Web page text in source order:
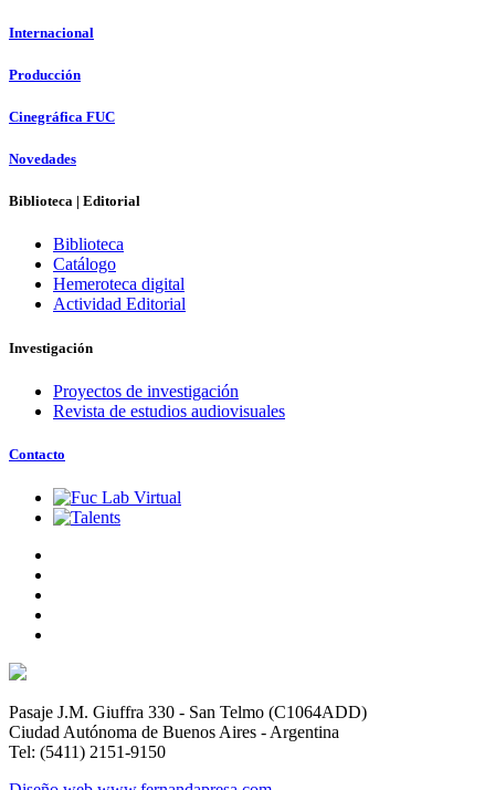
Internacional
Producción
Cinegráfica FUC
Novedades
Biblioteca | Editorial
Biblioteca
Catálogo
Hemeroteca digital
Actividad Editorial
Investigación
Proyectos de investigación
Revista de estudios audiovisuales
Contacto
Pasaje J.M. Giuffra 330 - San Telmo (C1064ADD)
Ciudad Autónoma de Buenos Aires - Argentina
Tel: (5411) 2151-9150